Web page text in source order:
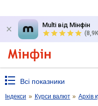
Multi від Мінфін
Всі показники
Індекси » Курси валют » Архів